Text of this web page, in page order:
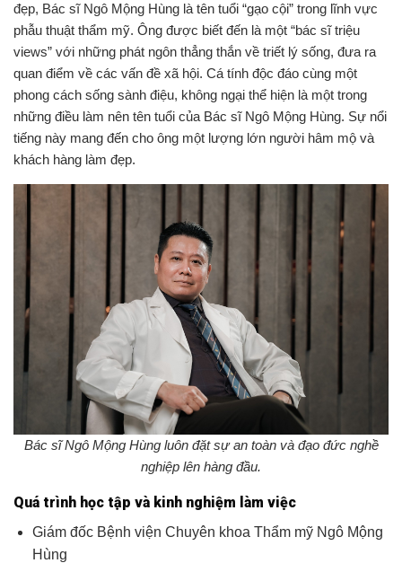
đẹp, Bác sĩ Ngô Mộng Hùng là tên tuổi “gạo cội” trong lĩnh vực
phẫu thuật thẩm mỹ. Ông được biết đến là một “bác sĩ triệu
views” với những phát ngôn thẳng thắn về triết lý sống, đưa ra
quan điểm về các vấn đề xã hội. Cá tính độc đáo cùng một
phong cách sống sành điệu, không ngại thể hiện là một trong
những điều làm nên tên tuổi của Bác sĩ Ngô Mộng Hùng. Sự nổi
tiếng này mang đến cho ông một lượng lớn người hâm mộ và
khách hàng làm đẹp.
Bác sĩ Ngô Mộng Hùng luôn đặt sự an toàn và đạo đức nghề
nghiệp lên hàng đầu.
Quá trình học tập và kinh nghiệm làm việc
Giám đốc Bệnh viện Chuyên khoa Thẩm mỹ Ngô Mộng
Hùng